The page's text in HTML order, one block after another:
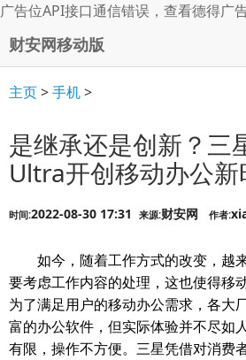
广告位API接口通信错误，查看德得广
财安网移动版
主页>手机>
是继承还是创新？三
Ultra开创移动办公新
时间:2022-08-30 17:31 来源:财安网 作者:
如今，随着工作方式的改变，越
要考虑工作内容的处理，这也使得移
为了满足用户的移动办公需求，各大
富的办公软件，但实际体验并不尽如
有限，操作不方便。三星凭借对消费